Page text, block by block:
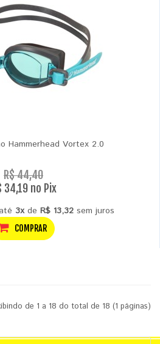
Hammerhead Vortex 2.0
R$ 44,40
34,19 no Pix
3xde R$ 13,32sem juros
COMPRAR
de 1 a 18 do total de 18 (1 páginas)